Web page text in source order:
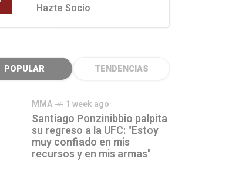
Hazte Socio
POPULAR TENDENCIAS
MMA 1 week ago
Santiago Ponzinibbio palpita
su regreso a la UFC: "Estoy
muy confiado en mis
recursos y en mis armas"